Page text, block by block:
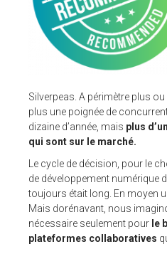
💻
ESPACE
COMMUNAUTÉ
Silverpeas. A périmètre plus
plus une poignée de
dizaine d’année, mais plus
qui sont sur le marché.
Le cycle de décision, pour le
de développement numérique
toujours était long. En moyen
Mais dorénavant, nous
nécessaire seulement pour le
plateformes collaboratives